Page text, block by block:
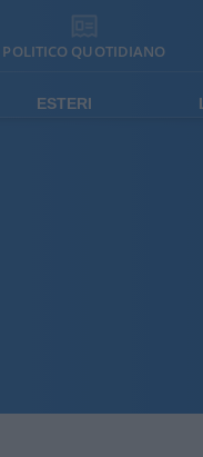
POLITICO QUOTIDIANO
ESTERI